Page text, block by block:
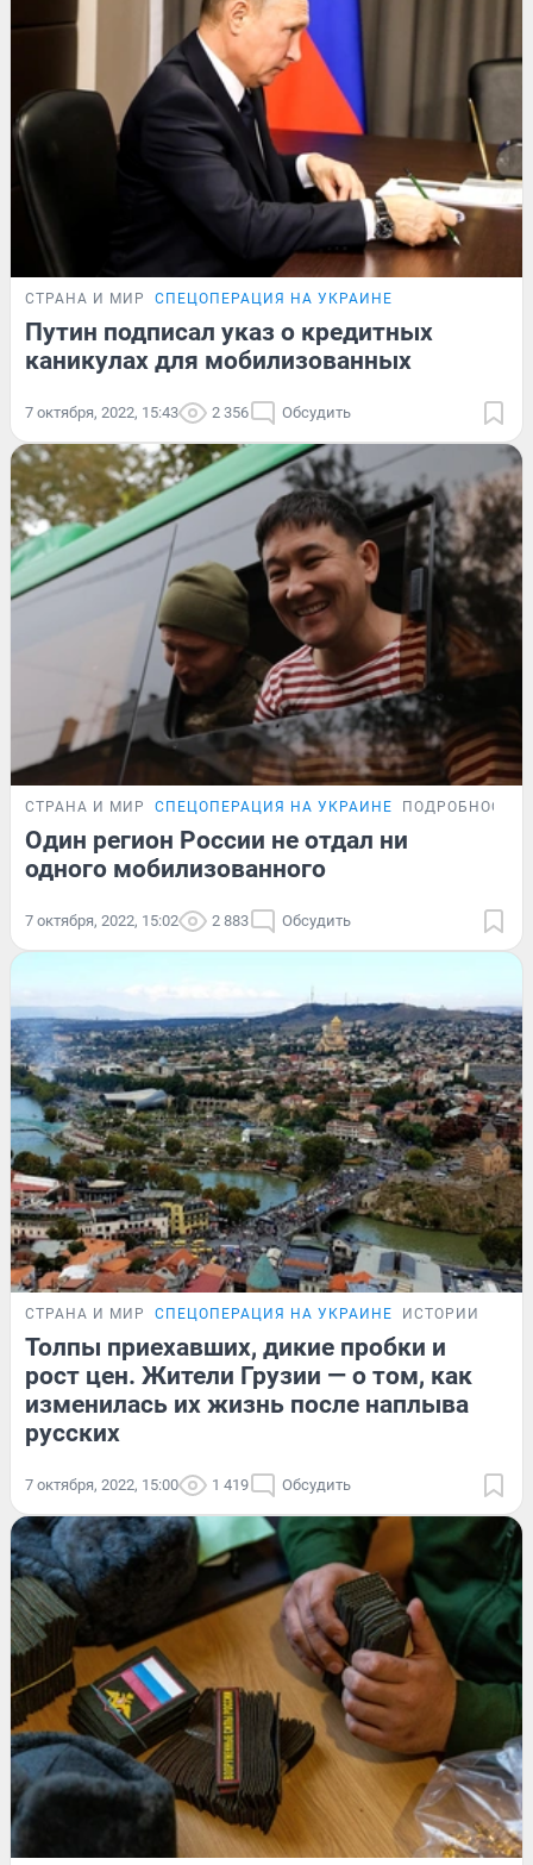
СТРАНА И МИР СПЕЦОПЕРАЦИЯ НА УКРАИНЕ
Путин подписал указ о кредитных
каникулах для мобилизованных
7 октября, 2022, 15:43 2 356 Обсудить
СТРАНА И МИР СПЕЦОПЕРАЦИЯ НА УКРАИНЕ ПОДРОБНОСТИ
Один регион России не отдал ни
одного мобилизованного
7 октября, 2022, 15:02 2 883 Обсудить
СТРАНА И МИР СПЕЦОПЕРАЦИЯ НА УКРАИНЕ ИСТОРИИ
Толпы приехавших, дикие пробки и
рост цен. Жители Грузии — о том, как
изменилась их жизнь после наплыва
русских
7 октября, 2022, 15:00 1 419 Обсудить